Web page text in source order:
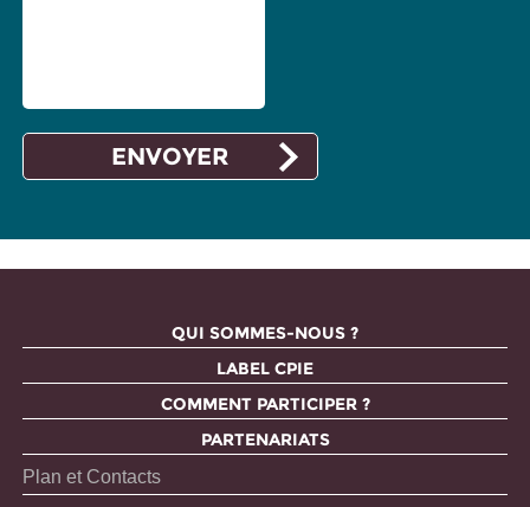
QUI SOMMES-NOUS ?
LABEL CPIE
COMMENT PARTICIPER ?
PARTENARIATS
Plan et Contacts